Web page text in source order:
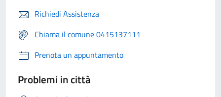
Richiedi Assistenza
Chiama il comune 0415137111
Prenota un appuntamento
Problemi in città